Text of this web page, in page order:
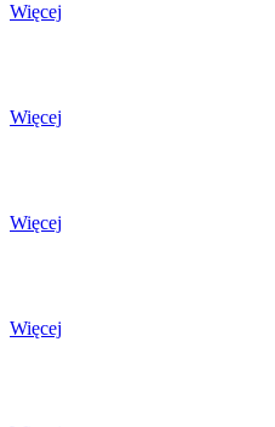
Więcej
Więcej
Więcej
Więcej